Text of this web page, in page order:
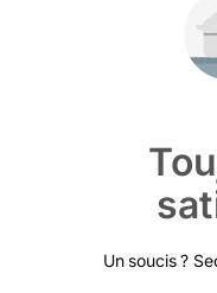
Un soucis ?